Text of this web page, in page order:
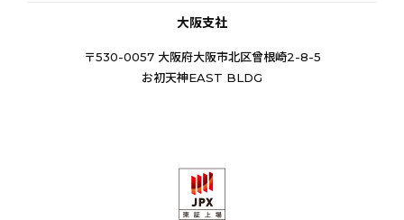
大阪支社
〒530-0057 大阪府大阪市北区曾根崎2-8-5
お初天神EAST BLDG